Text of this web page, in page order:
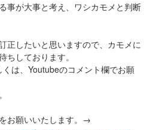
事が大事と考え、ワシカモメと判断
正したいと思いますので、カモメに
ちしております。
は、Youtubeのコメント欄でお願
お願いいたします。→